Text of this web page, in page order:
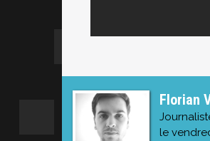
Florian
le